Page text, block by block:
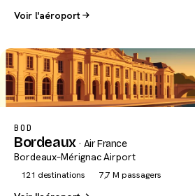
Voir l'aéroport
BOD
Bordeaux· Air France
Bordeaux–Mérignac Airport
121 destinations 7,7 M passagers